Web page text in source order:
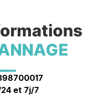
et 7j/7